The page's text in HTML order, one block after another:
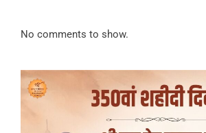
No comments to show.